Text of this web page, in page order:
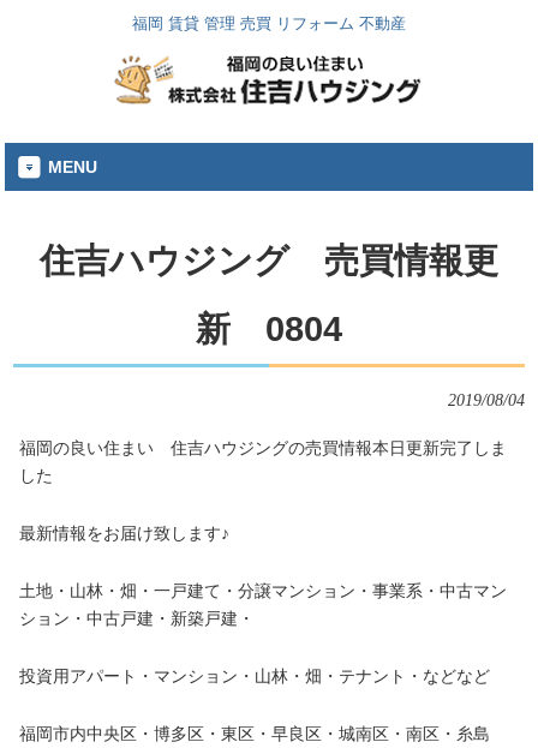
福岡 賃貸 管理 売買 リフォーム 不動産
MENU
住吉ハウジング 売買情報更
新 0804
2019/08/04
福岡の良い住まい 住吉ハウジングの売買情報本日更新完了しま
した
最新情報をお届け致します♪
土地・山林・畑・一戸建て・分譲マンション・事業系・中古マン
ション・中古戸建・新築戸建・
投資用アパート・マンション・山林・畑・テナント・などなど
福岡市内中央区・博多区・東区・早良区・城南区・南区・糸島